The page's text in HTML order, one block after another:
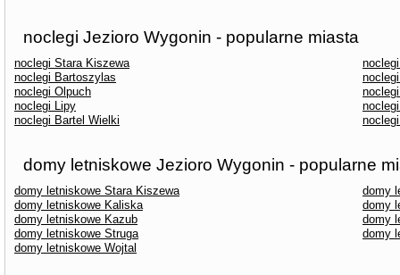
noclegi Jezioro Wygonin - popularne miasta
noclegi Stara Kiszewa
noclegi Bartoszylas
noclegi Olpuch
noclegi Lipy
noclegi Bartel Wielki
domy letniskowe Jezioro Wygonin - popularne
domy letniskowe Stara Kiszewa
domy
domy letniskowe Kaliska
domy
domy letniskowe Kazub
domy
domy letniskowe Struga
domy
domy letniskowe Wojtal